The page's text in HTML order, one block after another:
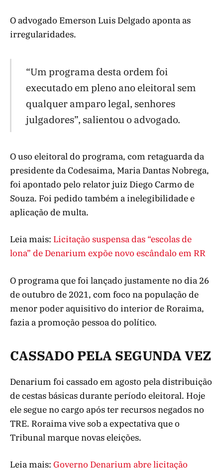
O advogado Emerson Luis Delgado aponta as
irregularidades.
“Um programa desta ordem foi
executado em pleno ano eleitoral sem
qualquer amparo legal, senhores
julgadores”, salientou o advogado.
O uso eleitoral do programa, com retaguarda da
presidente da Codesaima, Maria Dantas Nobrega,
foi apontado pelo relator juiz Diego Carmo de
Souza. Foi pedido também a inelegibilidade e
aplicação de multa.
Leia mais: Licitação suspensa das “escolas de
lona” de Denarium expõe novo escândalo em RR
O programa que foi lançado justamente no dia 26
de outubro de 2021, com foco na população de
menor poder aquisitivo do interior de Roraima,
fazia a promoção pessoa do político.
CASSADO PELA SEGUNDA VEZ
Denarium foi cassado em agosto pela distribuição
de cestas básicas durante período eleitoral. Hoje
ele segue no cargo após ter recursos negados no
TRE. Roraima vive sob a expectativa que o
Tribunal marque novas eleições.
Leia mais: Governo Denarium abre licitação